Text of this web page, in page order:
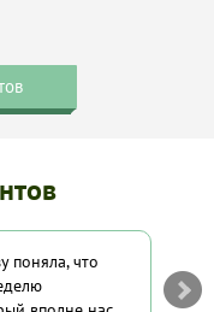
поняла, что